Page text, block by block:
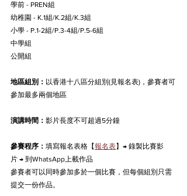
學前 - PREN組
幼稚園 - K.1組/K.2組/K.3組
小學 - P.1-2組/P.3-4組/P.5-6組
中學組
公開組
地區組別： 以香港十八區分組別(見報名表)， 參賽者可
參加最多兩個地區
演講時間： 影片長度不可超過5分鐘
參賽程序： 填寫報名表格【報名表】 → 錄製比賽影
片 → 到WhatsApp上載作品
參賽者可以同時參加多於一個比賽，但每個組別只需
提交一份作品。